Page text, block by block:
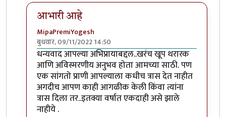
आभारी आहे
MipaPremiYogesh
बुधवार, 09/11/2022 14:50
In reply toअत्यंत थरारक अनुभवbyश्वेता२४
धन्यवाद आपल्या अभिप्रायाबद्दल..खरंच खूप थरारक
आणि अविस्मरणीय अनुभव होता आमच्या साठी. पण
एक सांगतो प्राणी आपल्याला कधीच त्रास देत नाहीत
अगदीच आपण काही आगळीक केली किंवा त्यांना
त्रास दिला तर..इतक्या वर्षात एकदाही असे झाले
नाहीये .